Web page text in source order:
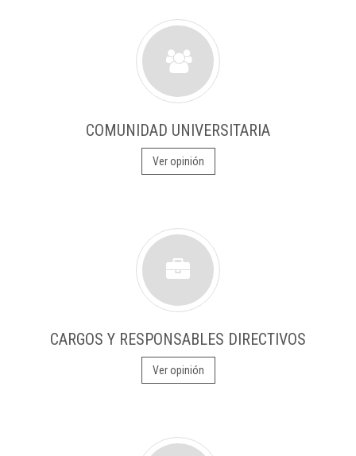
COMUNIDAD UNIVERSITARIA
Ver opinión
CARGOS Y RESPONSABLES DIRECTIVOS
Ver opinión